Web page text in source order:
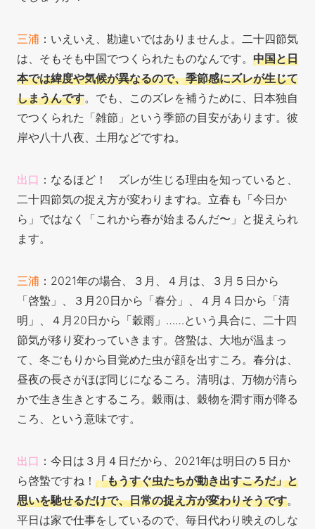
三浦 ：いえいえ、勘違いではありませんよ。二十四節気
は、そもそも中国でつくられたものなんです。 中国と日
本では緯度や気候が異なるので、季節感にズレが生じて
しまうんです。でも、このズレを補うために、日本独自
でつくられた「雑節」という季節の目安があります。彼
岸や八十八夜、土用などですね。
出口 ：なるほど！ ズレが生じる理由を知っていると、
二十四節気の捉え方が変わりますね。立春も「今日か
ら」ではなく「これから春が始まるんだ〜」と捉えられ
ます。
三浦 ：2021年の場合、３月、４月は、３月５日から
「啓蟄」、３月20日から「春分」、４月４日から「清
明」、４月20日から「穀雨」……と いう具合に、二十四
節気が移り変わっていきます。啓蟄は、大地が温まっ
て、冬ごもりから目覚めた虫が顔を出すころ。春分は、
昼夜の長さがほぼ同じになるころ。清明は、万物が清ら
かで生き生きとするころ。穀雨は、穀物を潤す雨が降る
ころ、という意味です。
出口 ：今日は３月４日だから、2021年は明日の５日か
ら啓蟄ですね！ 「もうすぐ虫たちが動き出すころだ」と
思いを馳せるだけで、日常の捉え方が変わりそうです。
平日は家で仕事をしているので、毎日代わり映えのしな